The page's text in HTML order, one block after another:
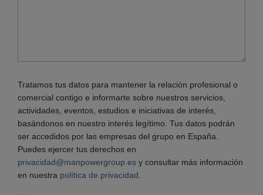
Tratamos tus datos para mantener la relación profesional o
comercial contigo e informarte sobre nuestros servicios,
actividades, eventos, estudios e iniciativas de interés,
basándonos en nuestro interés legítimo. Tus datos podrán
ser accedidos por las empresas del grupo en España.
Puedes ejercer tus derechos en
privacidad@manpowergroup.es y consultar más información
en nuestra política de privacidad